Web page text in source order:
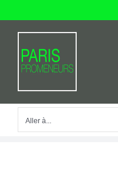
Aller à...
Aller à...